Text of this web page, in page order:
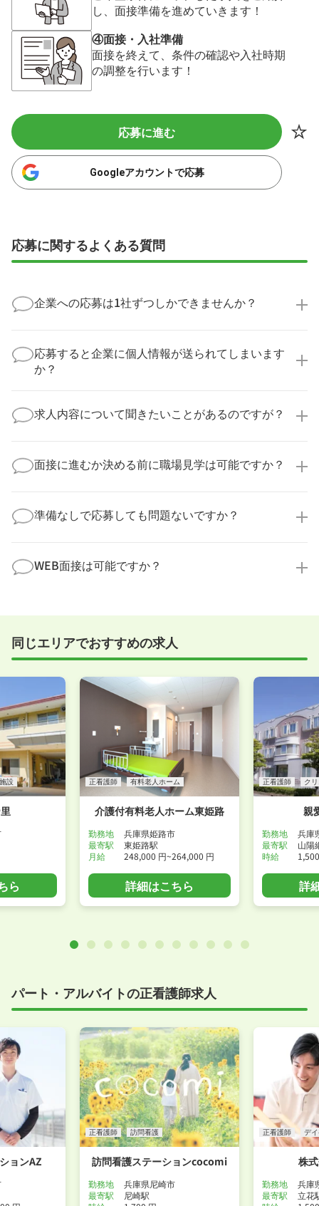
し、面接準備を進めていきます！
④面接・入社準備
面接を終えて、条件の確認や入社時期
の調整を行います！
応募に進む
Googleアカウントで応募
応募に関するよくある質問
企業への応募は1社ずつしかできませんか？
実際に医療キャリアナビを利用して転職に成功した方
の多くは、複数応募して自分に合った職場を選ばれて
います。
応募すると企業に個人情報が送られてしまいます
か？
業様に個人情報が送られることはありません！
より詳細な求人情報をご確認いただいた上で、転職希
求人内容について聞きたいことがあるのですが？
してお答えいたします。
勤務体制や職場の雰囲気、研修制度など、どんな小さ
す！
面接に進むか決める前に職場見学は可能ですか？
積極的に受け入れています。実際の職場環境や働く人
の様子を見ることで、より安心してご判断いただけま
ださい！
準備なしで応募しても問題ないですか？
まで、一からサポートいたします。「転職を考え始め
たばかり」「何から始めればいいか分からない」とい
WEB面接は可能ですか？
すめしていますが、企業様によってはWEB面接を導入
事前に確認することは可能ですので、お気軽にお申し
付けください！
同じエリアでおすすめの求人
設
ら
正看護師 有料老人ホーム
介護付有料老人ホーム東姫路
勤務地
兵庫県姫路市
最寄駅
東姫路駅
月給
248,000 円~264,000 円
詳細はこちら
正看護師 ク
親
勤務地
兵庫
最寄駅
山陽
時給
詳
パート・アルバイトの正看護師求人
ョンAZ
正看護師 訪問看護
訪問看護ステーションcocomi
勤務地
兵庫県尼崎市
最寄駅
尼崎駅
正看護師 デ
株
勤務地
兵庫
最寄駅
立花